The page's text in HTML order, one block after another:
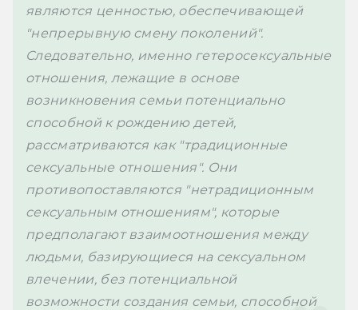
являются ценностью, обеспечивающей
"непрерывную смену поколений".
Следовательно, именно гетеросексуальные
отношения, лежащие в основе
возникновения семьи потенциально
способной к рождению детей,
рассматриваются как "традиционные
сексуальные отношения". Они
противопоставляются "нетрадиционным
сексуальным отношениям", которые
предполагают взаимоотношения между
людьми, базирующиеся на сексуальном
влечении, без потенциальной
возможности создания семьи, способной